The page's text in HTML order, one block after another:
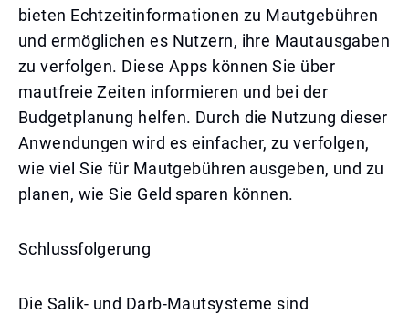
bieten Echtzeitinformationen zu Mautgebühren
und ermöglichen es Nutzern, ihre Mautausgaben
zu verfolgen. Diese Apps können Sie über
mautfreie Zeiten informieren und bei der
Budgetplanung helfen. Durch die Nutzung dieser
Anwendungen wird es einfacher, zu verfolgen,
wie viel Sie für Mautgebühren ausgeben, und zu
planen, wie Sie Geld sparen können.
Schlussfolgerung
Die Salik- und Darb-Mautsysteme sind